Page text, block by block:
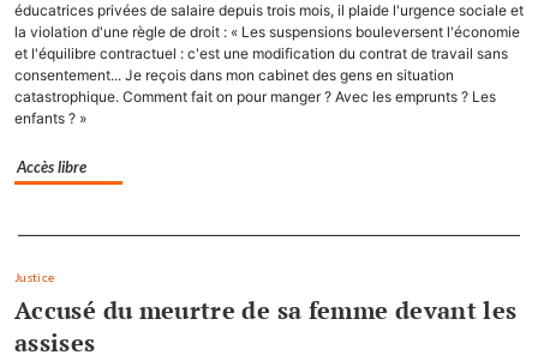
éducatrices privées de salaire depuis trois mois, il plaide l'urgence sociale et
la violation d'une règle de droit : « Les suspensions bouleversent l'économie
et l'équilibre contractuel : c'est une modification du contrat de travail sans
consentement... Je reçois dans mon cabinet des gens en situation
catastrophique. Comment fait on pour manger ? Avec les emprunts ? Les
enfants ? »
Accès libre
Separateur
Justice
Accusé du meurtre de sa femme devant les
assises